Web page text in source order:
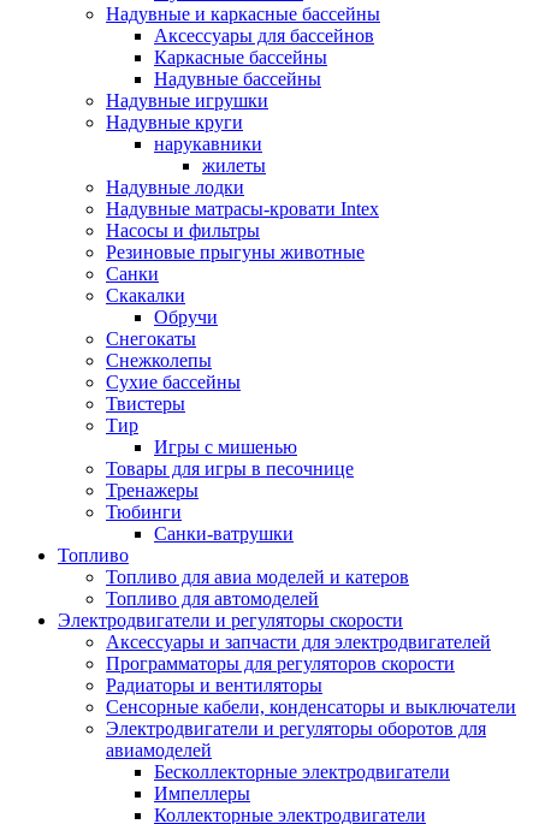
Надувные и каркасные бассейны
Аксессуары для бассейнов
Каркасные бассейны
Надувные бассейны
Надувные игрушки
Надувные круги
нарукавники
жилеты
Надувные лодки
Надувные матрасы-кровати Intex
Насосы и фильтры
Резиновые прыгуны животные
Санки
Скакалки
Обручи
Снегокаты
Снежколепы
Сухие бассейны
Твистеры
Тир
Игры с мишенью
Товары для игры в песочнице
Тренажеры
Тюбинги
Санки-ватрушки
Топливо
Топливо для авиа моделей и катеров
Топливо для автомоделей
Электродвигатели и регуляторы скорости
Аксессуары и запчасти для электродвигателей
Программаторы для регуляторов скорости
Радиаторы и вентиляторы
Сенсорные кабели, конденсаторы и выключатели
Электродвигатели и регуляторы оборотов для
авиамоделей
Бесколлекторные электродвигатели
Импеллеры
Коллекторные электродвигатели